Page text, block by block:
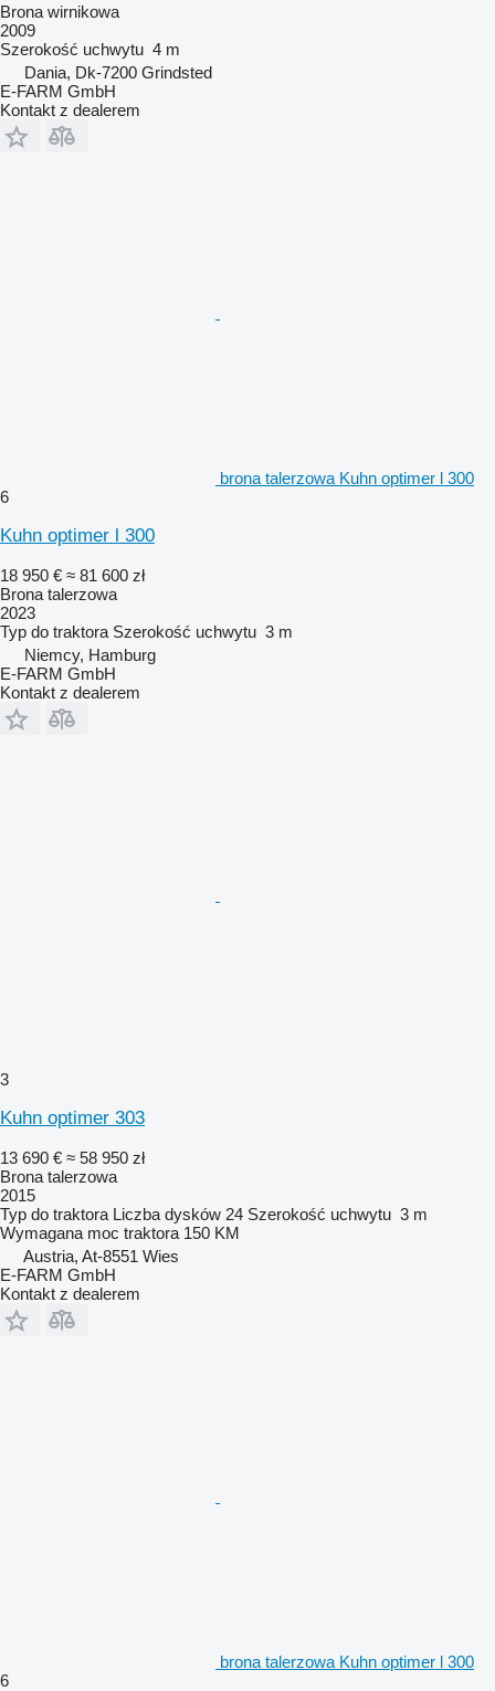
Brona wirnikowa
2009
Szerokość uchwytu 4 m
Dania, Dk-7200 Grindsted
E-FARM GmbH
Kontakt z dealerem
brona talerzowa Kuhn optimer l 300
6
Kuhn optimer l 300
18 950 € ≈ 81 600 zł
Brona talerzowa
2023
Typ do traktora Szerokość uchwytu 3 m
Niemcy, Hamburg
E-FARM GmbH
Kontakt z dealerem
3
Kuhn optimer 303
13 690 € ≈ 58 950 zł
Brona talerzowa
2015
Typ do traktora Liczba dysków 24 Szerokość uchwytu 3 m
Wymagana moc traktora 150 KM
Austria, At-8551 Wies
E-FARM GmbH
Kontakt z dealerem
brona talerzowa Kuhn optimer l 300
6